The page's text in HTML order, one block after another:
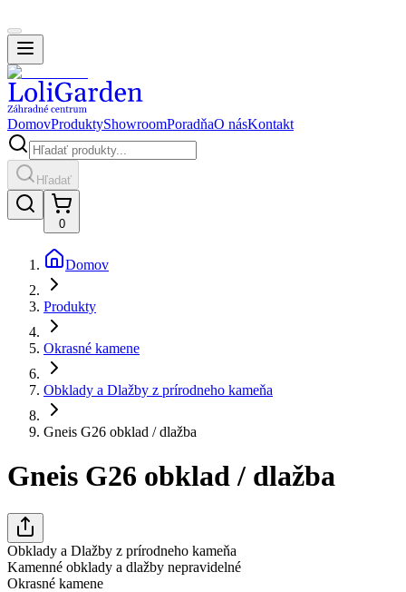
DomovProduktyShowroomPoradňaO násKontakt
Hľadať
0
Domov
Produkty
Okrasné kamene
Obklady a Dlažby z prírodneho kameňa
Gneis G26 obklad / dlažba
Gneis G26 obklad / dlažba
Obklady a Dlažby z prírodneho kameňa
Kamenné obklady a dlažby nepravidelné
Okrasné kamene